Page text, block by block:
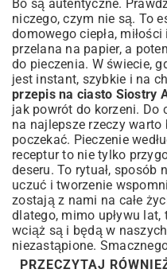
Bo są autentyczne.
niczego, czym nie są. To
domowego ciepła, miłości
przelana na papier, a
do pieczenia. W świecie,
jest instant, szybkie i na
przepis na ciasto Siostry
jak powrót do korzeni. Do
na najlepsze rzeczy warto
poczekać. Pieczenie
receptur to nie tylko
deseru. To rytuał, sposób
uczuć i tworzenie
zostają z nami na całe
dlatego, mimo upływu lat,
wciąż są i będą w
niezastąpione.
PRZECZYTAJ